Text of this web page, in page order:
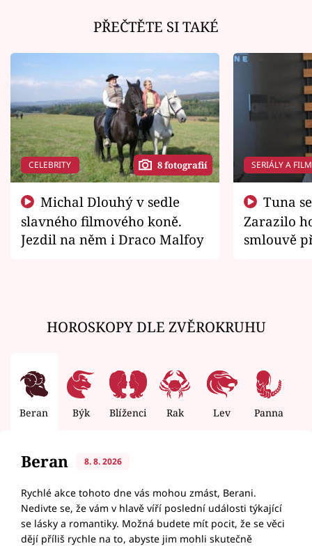
PŘEČTĚTE SI TAKÉ
CELEBRITY 8 fotografií
slavného filmového koně.
Jezdil na něm i Draco Malfoy
SERIÁLY A
Zarazilo
smlouvě
HOROSKOPY DLE ZVĚROKRUHU
Beran Býk Blíženci Rak Lev Panna
Beran 8. 8. 2026
Rychlé akce tohoto dne vás mohou zmást, Berani.
Nedivte se, že vám v hlavě víří poslední události týkající
se lásky a romantiky. Možná budete mít pocit, že se věci
dějí příliš rychle na to, abyste jim mohli skutečně